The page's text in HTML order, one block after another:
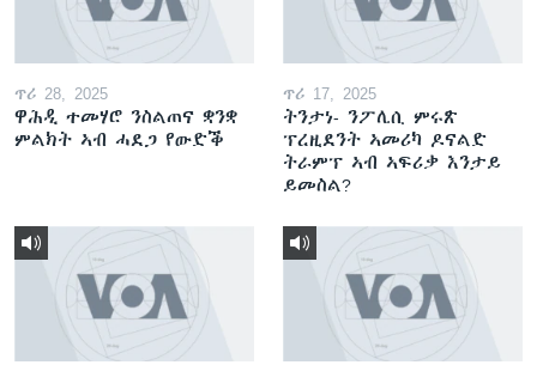
ጥሪ 28, 2025
ዋሕዲ ተመሃሮ ንስልጠና ቋንቋ
ምልክት ኣብ ሓደጋ የውድቕ
ጥሪ 17, 2025
ትንታነ- ንፖሊሲ ምሩጽ
ፕረዚደንት ኣመሪካ ዶናልድ
ትራምፕ ኣብ ኣፍሪቃ እንታይ
ይመስል?